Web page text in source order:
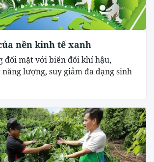
nền kinh tế xanh
đối mặt với biến đổi khí hậu,
lượng, suy giảm đa dạng sinh